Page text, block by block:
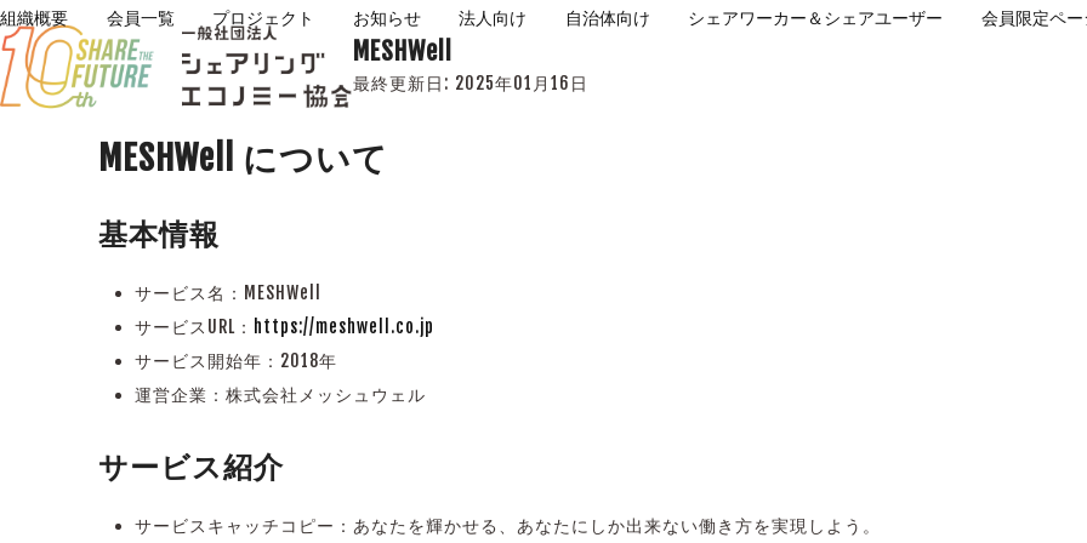
Skip
to
content
組織概要 会員一覧 プロジェクト お知らせ 法人向け 自治体向け シェアワーカー＆シェアユーザー 会員限定ペー
MESHWell
最終更新日: 2025年01月16日
MESHWell について
基本情報
サービス名：MESHWell
サービスURL： https://meshwell.co.jp
サービス開始年：2018年
運営企業：株式会社メッシュウェル
サービス紹介
サービスキャッチコピー：あなたを輝かせる、あなたにしか出来ない働き方を実現しよう。